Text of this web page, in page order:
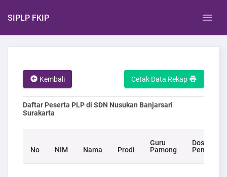
SIPLP FKIP
Kembali Cetak Data Rekap
Daftar Peserta PLP di SDN Nusukan Banjarsari
Surakarta
No NIM Nama Prodi
Guru
Pamong
Dosen